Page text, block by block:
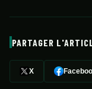
PARTAGER
X